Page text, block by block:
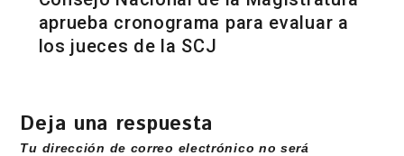
aprueba cronograma para evaluar a
los jueces de la SCJ
Deja una respuesta
Tu dirección de correo electrónico no será